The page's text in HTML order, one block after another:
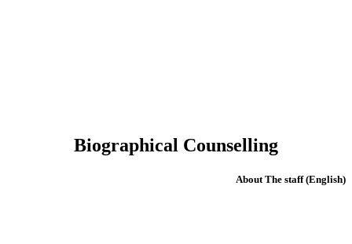
Biographical Counselling
(English) About The staff